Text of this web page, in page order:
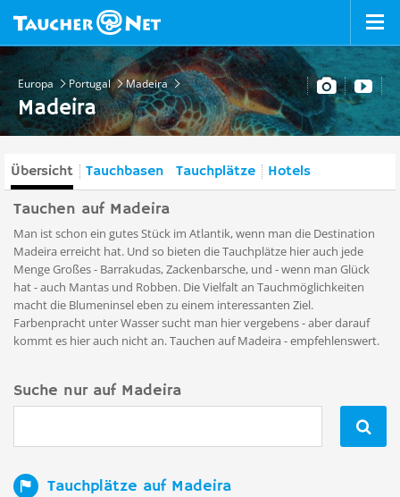
Europa Portugal Madeira
Madeira
Übersicht Tauchbasen Tauchplätze Hotels
Tauchen auf Madeira
Man ist schon ein gutes Stück im Atlantik, wenn man die Destination
Madeira erreicht hat. Und so bieten die Tauchplätze hier auch jede
Menge Großes - Barrakudas, Zackenbarsche, und - wenn man Glück
hat - auch Mantas und Robben. Die Vielfalt an Tauchmöglichkeiten
macht die Blumeninsel eben zu einem interessanten Ziel.
Farbenpracht unter Wasser sucht man hier vergebens - aber darauf
kommt es hier auch nicht an. Tauchen auf Madeira - empfehlenswert.
Suche nur auf Madeira

Tauchplätze auf Madeira